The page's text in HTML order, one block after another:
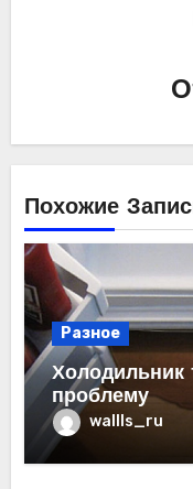
Похожие
Разное
Холодильник
проблему
wallls_ru